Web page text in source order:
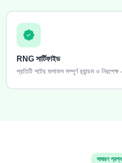
RNG সার্টিফাইড
প্রতিটি শটের ফলাফল সম্পূর্ণ র‍্যান্ডম ও
সাধারণ প্রশ্ন